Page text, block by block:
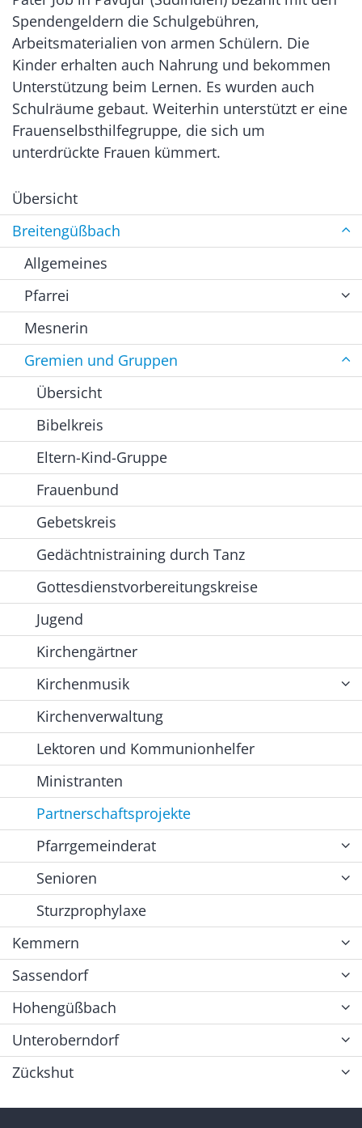
Spendengeldern die Schulgebühren,
Arbeitsmaterialien von armen Schülern. Die
Kinder erhalten auch Nahrung und bekommen
Unterstützung beim Lernen. Es wurden auch
Schulräume gebaut. Weiterhin unterstützt er eine
Frauenselbsthilfegruppe, die sich um
unterdrückte Frauen kümmert.
Übersicht
Breitengüßbach
Allgemeines
Pfarrei
Mesnerin
Gremien und Gruppen
Übersicht
Bibelkreis
Eltern-Kind-Gruppe
Frauenbund
Gebetskreis
Gedächtnistraining durch Tanz
Gottesdienstvorbereitungskreise
Jugend
Kirchengärtner
Kirchenmusik
Kirchenverwaltung
Lektoren und Kommunionhelfer
Ministranten
Partnerschaftsprojekte
Pfarrgemeinderat
Senioren
Sturzprophylaxe
Kemmern
Sassendorf
Hohengüßbach
Unteroberndorf
Zückshut